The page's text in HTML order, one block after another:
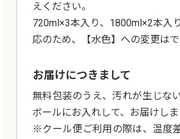
えください。
720ml×3本入り、1800ml×2本入
応のため、【水色】への変更はで
お届けにつきまして
無料包装のうえ、汚れが生じな
ボールにお入れして、お届けしま
※クール便ご利用の際は、温度